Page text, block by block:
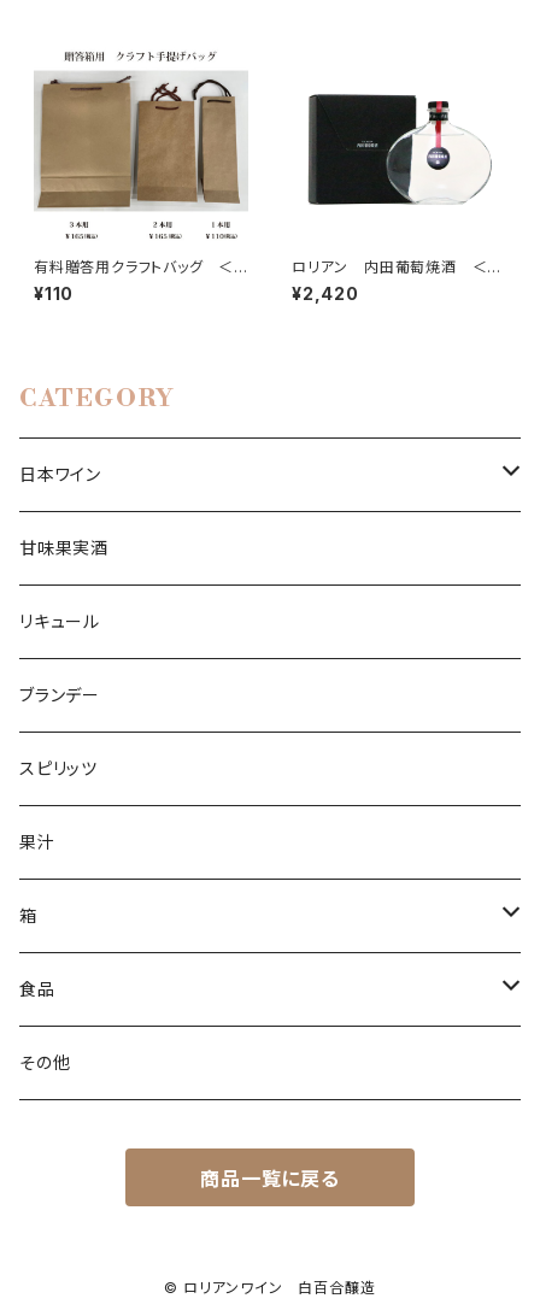
有料贈答用クラフトバッグ ＜1
本入り＿720ml用＞
¥110
ロリアン 内田葡萄焼酒 ＜ベ
ーリーA＞（ブランデー）
¥2,420
CATEGORY
日本ワイン
白ワイン
辛口ワイン
中口ワイン
赤ワイン
フルボディ
ミディアムボディ
ロゼワイン
スパークリングワイン
甘味果実酒
リキュール
ブランデー
スピリッツ
果汁
箱
無料簡易箱
有料贈答箱
食品
調理キット
その他
商品一覧に戻る
© ロリアンワイン 白百合醸造